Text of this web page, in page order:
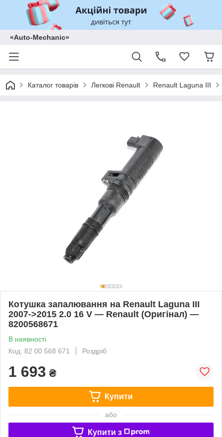
«Auto-Mechanic»
Каталог товарів Легкові Renault Renault Laguna III
Котушка запалювання на Renault Laguna III
2007->2015 2.0 16 V — Renault (Оригінал) —
8200568671
В наявності
Код: 82 00 568 671
Роздріб
1 693 ₴
Купити
або
Купити з